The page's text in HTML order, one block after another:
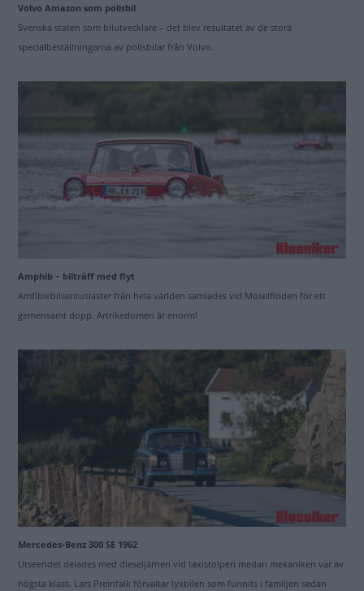
Volvo Amazon som polisbil
Svenska staten som bilutvecklare – det blev resultatet av de stora
specialbeställningarna av polisbilar från Volvo.
Amphib – bilträff med flyt
Amfibiebilsentusiaster från hela världen samlades vid Moselfloden för ett
gemensamt dopp. Artrikedomen är enorm!
Mercedes-Benz 300 SE 1962
Utseendet delades med dieseljärnen vid taxistolpen medan mekaniken var av
högsta klass. Lars Preinfalk förvaltar lyxbilen som funnits i familjen sedan